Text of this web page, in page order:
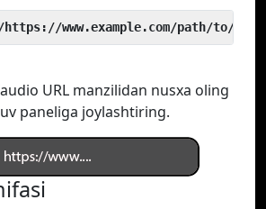
https://www.example.com/path/to/
URL manzilidan nusxa oling
paneliga joylashtiring.